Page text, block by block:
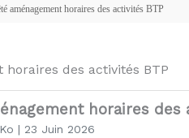
aménagement horaires des activités BTP
des activités BTP
horaires des
| 23 Juin 2026